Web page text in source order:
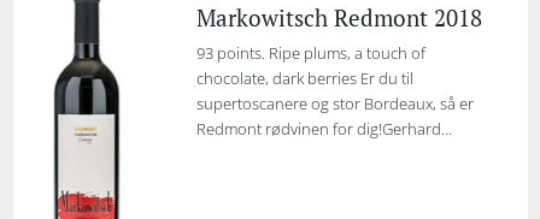
Markowitsch Redmont 2018
93 points. Ripe plums, a touch of
chocolate, dark berries Er du til
supertoscanere og stor Bordeaux, så er
Redmont rødvinen for dig!Gerhard...